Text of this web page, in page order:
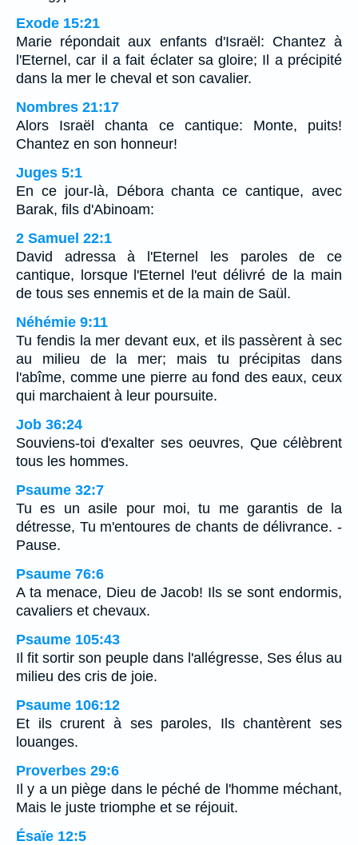
Exode 15:21
Marie répondait aux enfants d'Israël: Chantez à
l'Eternel, car il a fait éclater sa gloire; Il a précipité
dans la mer le cheval et son cavalier.
Nombres 21:17
Alors Israël chanta ce cantique: Monte, puits!
Chantez en son honneur!
Juges 5:1
En ce jour-là, Débora chanta ce cantique, avec
Barak, fils d'Abinoam:
2 Samuel 22:1
David adressa à l'Eternel les paroles de ce
cantique, lorsque l'Eternel l'eut délivré de la main
de tous ses ennemis et de la main de Saül.
Néhémie 9:11
Tu fendis la mer devant eux, et ils passèrent à sec
au milieu de la mer; mais tu précipitas dans
l'abîme, comme une pierre au fond des eaux, ceux
qui marchaient à leur poursuite.
Job 36:24
Souviens-toi d'exalter ses oeuvres, Que célèbrent
tous les hommes.
Psaume 32:7
Tu es un asile pour moi, tu me garantis de la
détresse, Tu m'entoures de chants de délivrance. -
Pause.
Psaume 76:6
A ta menace, Dieu de Jacob! Ils se sont endormis,
cavaliers et chevaux.
Psaume 105:43
Il fit sortir son peuple dans l'allégresse, Ses élus au
milieu des cris de joie.
Psaume 106:12
Et ils crurent à ses paroles, Ils chantèrent ses
louanges.
Proverbes 29:6
Il y a un piège dans le péché de l'homme méchant,
Mais le juste triomphe et se réjouit.
Ésaïe 12:5